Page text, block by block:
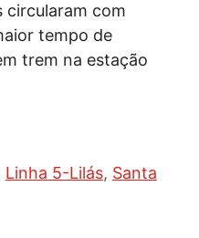
circularam com
tempo de
trem na estação
Linha 5-Lilás, Santa